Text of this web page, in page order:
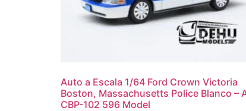
Auto a Escala 1/64 Ford Crown Victoria
Boston, Massachusetts Police Blanco –
CBP-102 596 Model